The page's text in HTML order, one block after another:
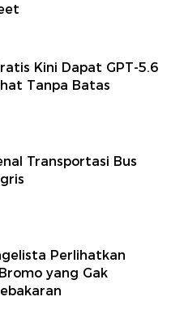
Kini Dapat GPT-5.6
Tanpa Batas
Transportasi Bus
Perlihatkan
yang Gak